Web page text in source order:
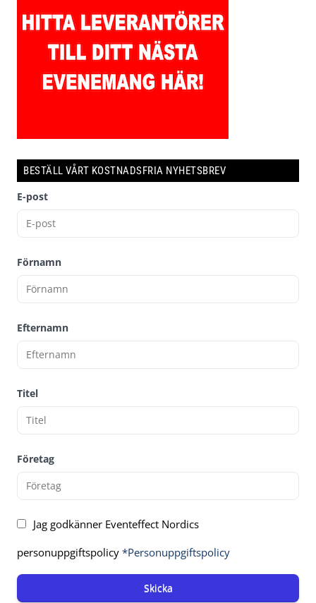
BESTÄLL VÅRT KOSTNADSFRIA NYHETSBREV
E-post
Förnamn
Efternamn
Titel
Företag
Jag godkänner Eventeffect Nordics
personuppgiftspolicy *Personuppgiftspolicy
Skicka